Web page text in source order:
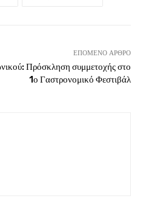
ΕΠΌΜΕΝΟ ΆΡΘΡΟ
Πρόσκληση συμμετοχής στο
1ο Γαστρονομικό Φεστιβάλ